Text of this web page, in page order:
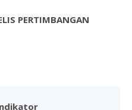
PERTIMBANGAN